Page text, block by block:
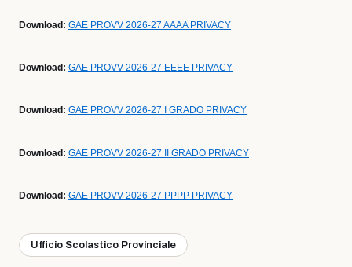
Download: GAE PROVV 2026-27 AAAA PRIVACY
Download: GAE PROVV 2026-27 EEEE PRIVACY
Download: GAE PROVV 2026-27 I GRADO PRIVACY
Download: GAE PROVV 2026-27 II GRADO PRIVACY
Download: GAE PROVV 2026-27 PPPP PRIVACY
Ufficio Scolastico Provinciale